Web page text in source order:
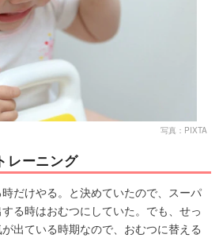
写真：PIXTA
レーニング
だけやる。と決めていたので、スーパ
る時はおむつにしていた。でも、せっ
出ている時期なので、おむつに替える